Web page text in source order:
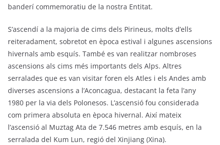
banderí commemoratiu de la nostra Entitat.
S’ascendí a la majoria de cims dels Pirineus, molts d’ells
reiteradament, sobretot en època estival i algunes ascensions
hivernals amb esquís. També es van realitzar nombroses
ascensions als cims més importants dels Alps. Altres
serralades que es van visitar foren els Atles i els Andes amb
diverses ascensions a l’Aconcagua, destacant la feta l’any
1980 per la via dels Polonesos. L’ascensió fou considerada
com primera absoluta en època hivernal. Així mateix
l’ascensió al Muztag Ata de 7.546 metres amb esquís, en la
serralada del Kum Lun, regió del Xinjiang (Xina).